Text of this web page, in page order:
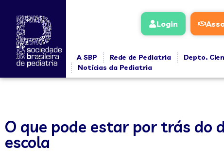
Login
A SBP Rede de Pediatria Depto.
Notícias da Pediatria
O que pode estar por trás do
escola